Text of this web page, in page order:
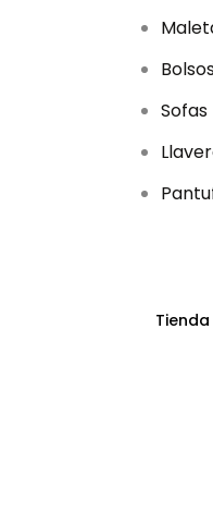
Sofas
Tienda